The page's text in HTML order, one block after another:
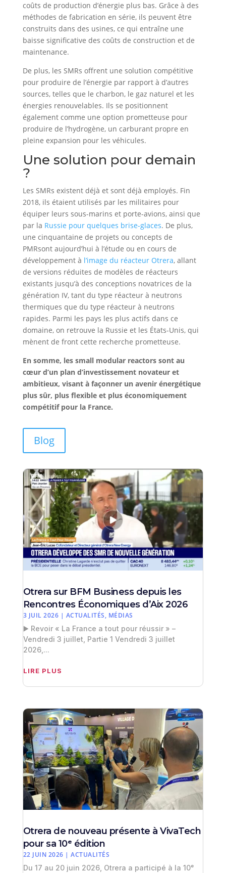
coûts de production d’énergie plus bas. Grâce à des
méthodes de fabrication en série, ils peuvent être
construits dans des usines, ce qui entraîne une
baisse significative des coûts de construction et de
maintenance.
De plus, les SMRs offrent une solution compétitive
pour produire de l’énergie par rapport à d’autres
sources, telles que le charbon, le gaz naturel et les
énergies renouvelables. Ils se positionnent
également comme une option prometteuse pour
produire de l’hydrogène, un carburant propre en
pleine expansion pour les véhicules.
Une solution pour demain
?
Les SMRs existent déjà et sont déjà employés. Fin
2018, ils étaient utilisés par les militaires pour
équiper leurs sous-marins et porte-avions, ainsi que
par la Russie pour quelques brise-glaces. De plus,
une cinquantaine de projets ou concepts de
PMRsont aujourd’hui à l’étude ou en cours de
développement à l’image du réacteur Otrera, allant
de versions réduites de modèles de réacteurs
existants jusqu’à des conceptions novatrices de la
génération IV, tant du type réacteur à neutrons
thermiques que du type réacteur à neutrons
rapides. Parmi les pays les plus actifs dans ce
domaine, on retrouve la Russie et les États-Unis, qui
mènent de front cette recherche prometteuse.
En somme, les small modular reactors sont au
cœur d’un plan d’investissement novateur et
ambitieux, visant à façonner un avenir énergétique
plus sûr, plus flexible et plus économiquement
compétitif pour la France.
Blog
Otrera sur BFM Business depuis les
Rencontres Économiques d’Aix 2026
3 JUIL 2026 | ACTUALITÉS, MÉDIAS
▶️ Revoir « La France a tout pour réussir » –
Vendredi 3 juillet, Partie 1 Vendredi 3 juillet
2026,...
LIRE PLUS
Otrera de nouveau présente à VivaTech
pour sa 10ᵉ édition
22 JUIN 2026 |ACTUALITÉS
Du 17 au 20 juin 2026, Otrera a participé à la 10ᵉ